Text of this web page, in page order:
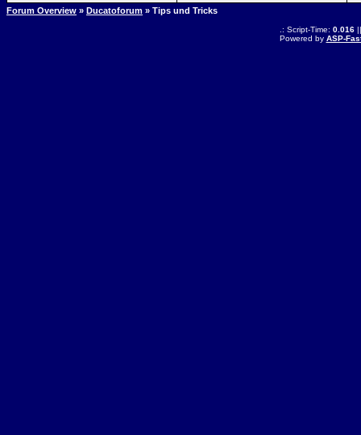
Forum Overview » Ducatoforum » Tips und Tricks
.: Script-Time: 0.016||
Powered by ASP-